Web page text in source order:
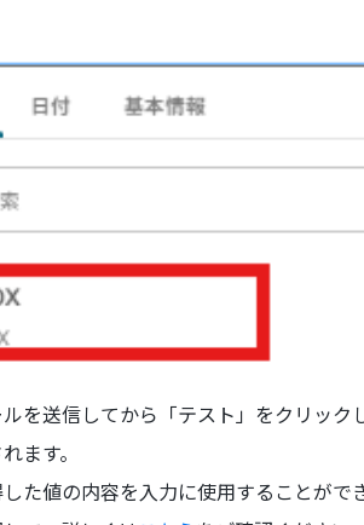
を送信してから「テスト」をクリッ
ます。
た値の内容を入力に使用することがで